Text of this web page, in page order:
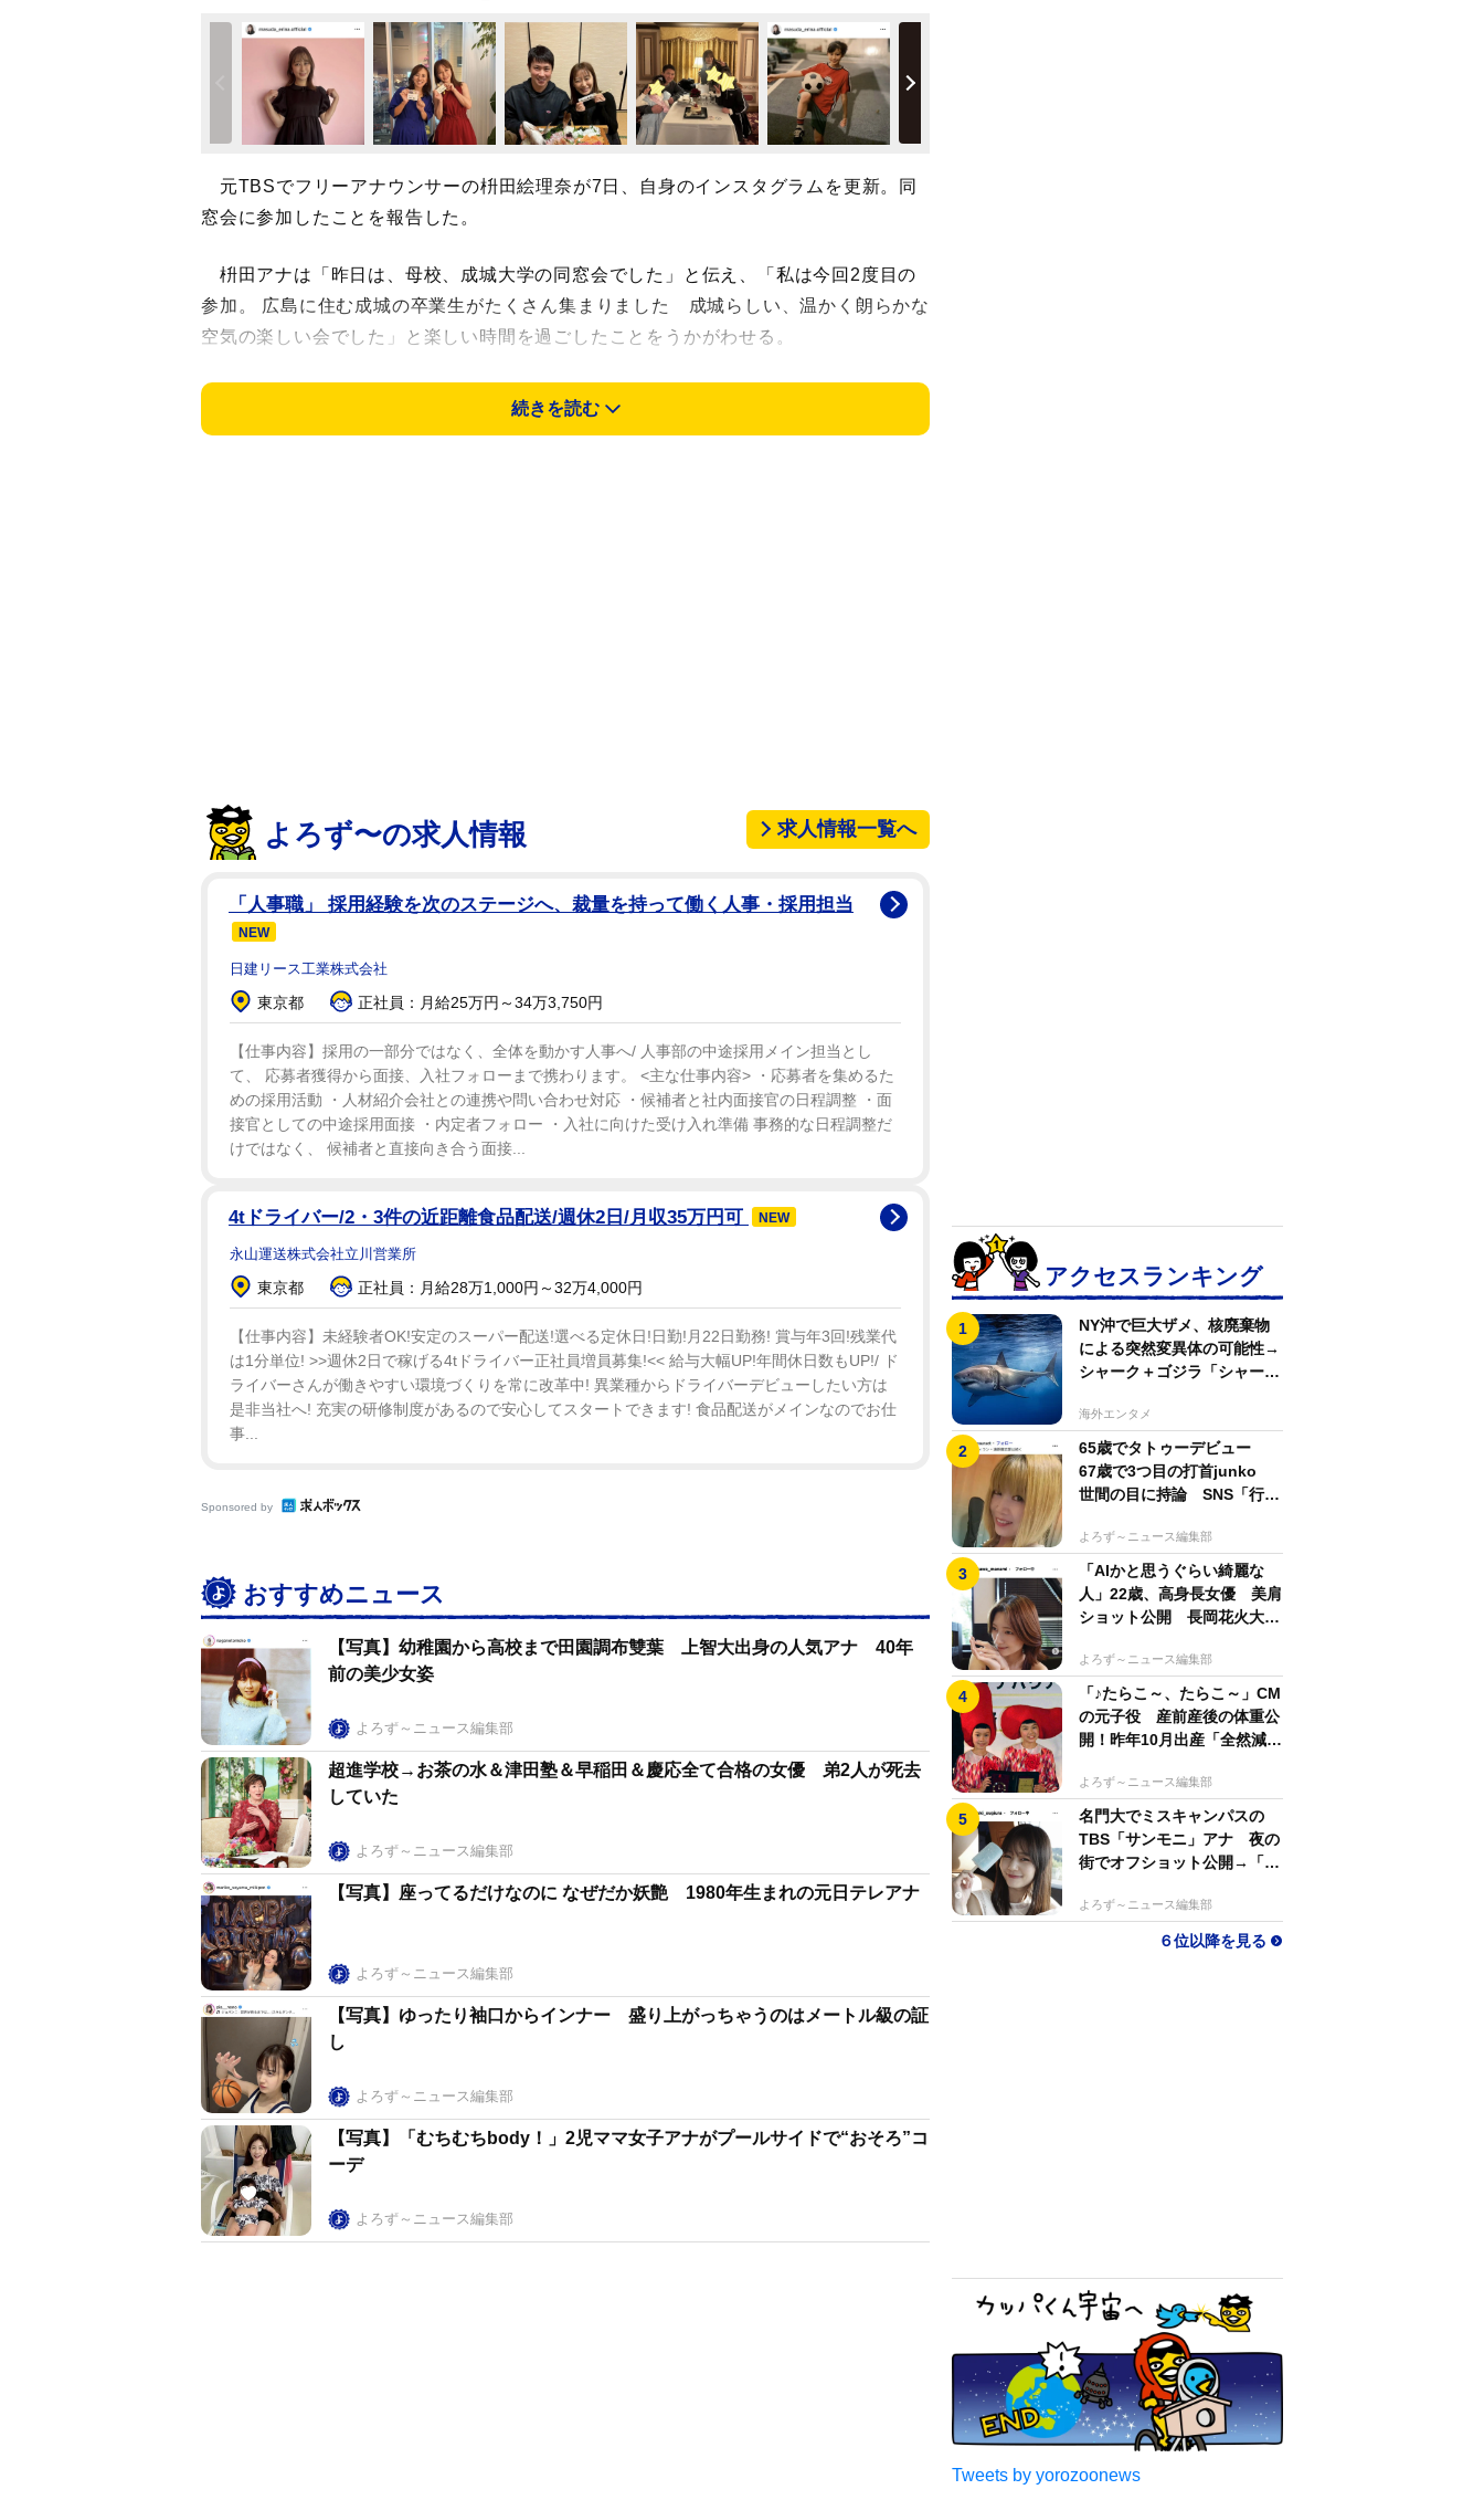
元TBSでフリーアナウンサーの枡田絵理奈が7日、自身のインスタグラムを更新。同
窓会に参加したことを報告した。
枡田アナは「昨日は、母校、成城大学の同窓会でした」と伝え、「私は今回2度目の
参加。 広島に住む成城の卒業生がたくさん集まりました 成城らしい、温かく朗らかな
空気の楽しい会でした」と楽しい時間を過ごしたことをうかがわせる。
アップしたのは広島ホームテレビの渡辺美佳アナウンサーとの2ショット。「打ち合
わせしたわけでもないのに、青と赤でコンビ感」と記し、枡田アナは赤のノースリー
つづっている。
様コンビ」「素敵な写真」「かっこいいツーショット」などのコメントが寄せられてい
た。
続きを読む
よろず〜の求人情報 求人情報一覧へ
「人事職」 採用経験を次のステージへ、裁量を持って働く人事・採用担当
NEW
日建リース工業株式会社
東京都 正社員：月給25万円～34万3,750円
【仕事内容】採用の一部分ではなく、全体を動かす人事へ/ 人事部の中途採用メイン担当とし
て、 応募者獲得から面接、入社フォローまで携わります。 <主な仕事内容> ・応募者を集めるた
めの採用活動 ・人材紹介会社との連携や問い合わせ対応 ・候補者と社内面接官の日程調整 ・面
接官としての中途採用面接 ・内定者フォロー ・入社に向けた受け入れ準備 事務的な日程調整だ
けではなく、 候補者と直接向き合う面接...
4tドライバー/2・3件の近距離食品配送/週休2日/月収35万円可 NEW
永山運送株式会社立川営業所
東京都 正社員：月給28万1,000円～32万4,000円
【仕事内容】未経験者OK!安定のスーパー配送!選べる定休日!日勤!月22日勤務! 賞与年3回!残業代
は1分単位! >>週休2日で稼げる4tドライバー正社員増員募集!<< 給与大幅UP!年間休日数もUP!/ ド
ライバーさんが働きやすい環境づくりを常に改革中! 異業種からドライバーデビューしたい方は
是非当社へ! 充実の研修制度があるので安心してスタートできます! 食品配送がメインなのでお仕
事...
Sponsored by
おすすめニュース
【写真】幼稚園から高校まで田園調布雙葉 上智大出身の人気アナ 40年
前の美少女姿
よろず～ニュース編集部
超進学校→お茶の水＆津田塾＆早稲田＆慶応全て合格の女優 弟2人が死去
していた
よろず～ニュース編集部
【写真】座ってるだけなのに なぜだか妖艶 1980年生まれの元日テレアナ
よろず～ニュース編集部
【写真】ゆったり袖口からインナー 盛り上がっちゃうのはメートル級の証
し
よろず～ニュース編集部
【写真】「むちむちbody！」2児ママ女子アナがプールサイドで“おそろ”コ
ーデ
よろず～ニュース編集部
アクセスランキング
NY沖で巨大ザメ、核廃棄物
による突然変異体の可能性→
シャーク＋ゴジラ「シャーク
海外エンタメ
65歳でタトゥーデビュー
67歳で3つ目の打首junko
世間の目に持論 SNS「行動
よろず～ニュース編集部
「AIかと思うぐらい綺麗な
人」22歳、高身長女優 美肩
ショット公開 長岡花火大会
よろず～ニュース編集部
「♪たらこ～、たらこ～」CM
の元子役 産前産後の体重公
開！昨年10月出産「全然減ら
よろず～ニュース編集部
名門大でミスキャンパスの
TBS「サンモニ」アナ 夜の
街でオフショット公開→「ノ
よろず～ニュース編集部
６位以降を見る
Tweets by yorozoonews